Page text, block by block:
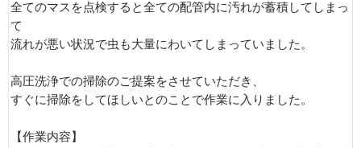
全てのマスを点検すると全ての配管内に汚れが蓄積してしまっ
て
流れが悪い状況で虫も大量にわいてしまっていました。
高圧洗浄での掃除のご提案をさせていただき、
すぐに掃除をしてほしいとのことで作業に入りました。
【作業内容】